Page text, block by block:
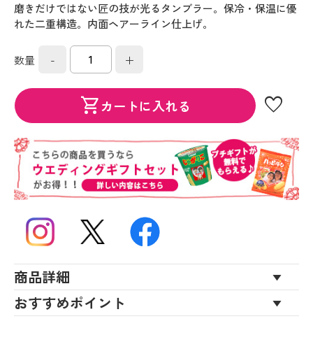
磨きだけではない匠の技が光るタンブラー。保冷・保温に優
れた二重構造。内面ヘアーライン仕上げ。
数量 - +
shopping_cartカートに入れる favorite
商品詳細
おすすめポイント